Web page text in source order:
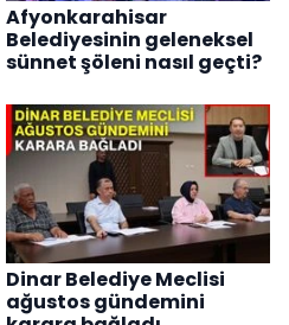
Afyonkarahisar
Belediyesinin geleneksel
sünnet şöleni nasıl geçti?
Dinar Belediye Meclisi
ağustos gündemini